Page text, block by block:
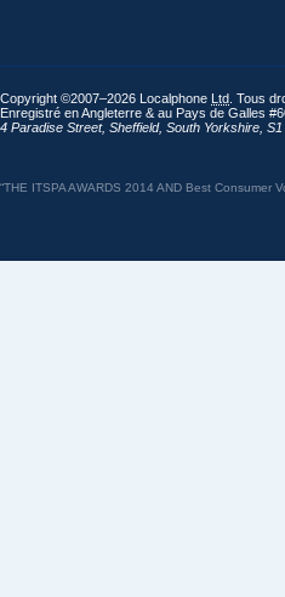
Copyright ©2007–2026 Localphone Ltd . Tous
Enregistré en Angleterre & au Pays de Galles
4 Paradise Street, Sheffield, South Yorkshire S1
“THE ITSPA AWARDS 2014 AND Best Consumer